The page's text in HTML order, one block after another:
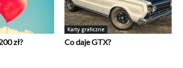
zł?
Karty graficzne
Co daje GTX?